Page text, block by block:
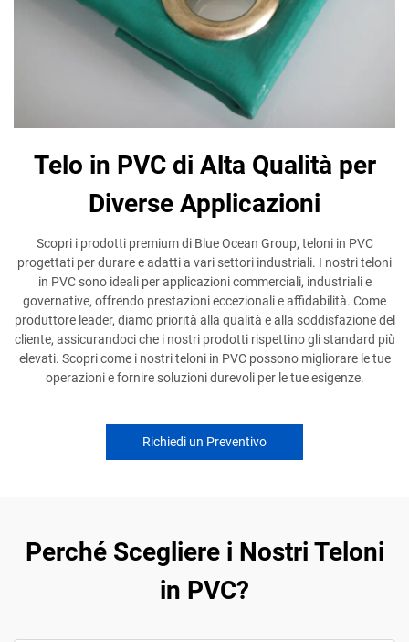
Telo in PVC di Alta Qualità per
Diverse Applicazioni
Scopri i prodotti premium di Blue Ocean Group, teloni in PVC
progettati per durare e adatti a vari settori industriali. I nostri teloni
in PVC sono ideali per applicazioni commerciali, industriali e
governative, offrendo prestazioni eccezionali e affidabilità. Come
produttore leader, diamo priorità alla qualità e alla soddisfazione del
cliente, assicurandoci che i nostri prodotti rispettino gli standard più
elevati. Scopri come i nostri teloni in PVC possono migliorare le tue
operazioni e fornire soluzioni durevoli per le tue esigenze.
Richiedi un Preventivo
Perché Scegliere i Nostri Teloni
in PVC?